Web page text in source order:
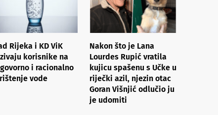
Rijeka i KD ViK
korisnike na
i racionalno
vode
Nakon što je Lana
Lourdes Rupić vratila
kujicu spašenu s Učke u
riječki azil, njezin otac
Goran Višnjić odlučio ju
je udomiti